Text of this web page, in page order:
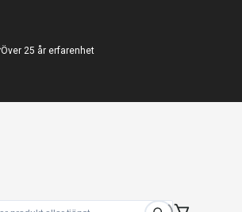
Över 25 år erfarenhet